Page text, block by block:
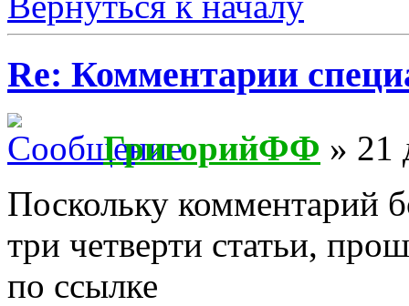
Re: Комментарии
ГригорийФФ » 21
Поскольку комментарий
три четверти статьи,
по ссылке